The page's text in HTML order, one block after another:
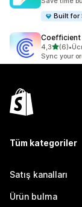
Built for
Coefficient
4,35 yıldız
(6)
toplam 6•
Sync your
Tüm kategoriler
Satış kanalları
Ürün bulma